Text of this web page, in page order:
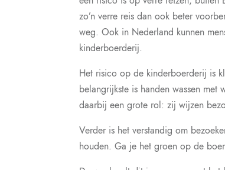
zo’n verre reis dan ook beter
weg. Ook in Nederland kunnen
kinderboerderij.
Het risico op de kinderboerderij is
belangrijkste is handen wassen
daarbij een grote rol: zij wijzen
Verder is het verstandig om
houden. Ga je het groen op de